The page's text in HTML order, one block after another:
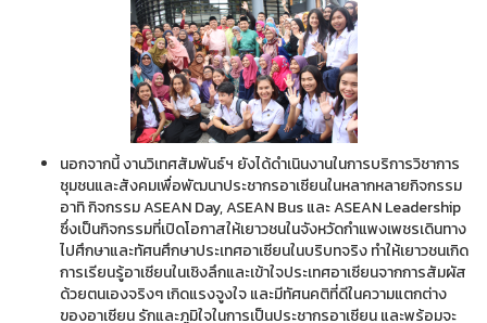
นอกจากนี้ งานวิเทศสัมพันธ์ฯ ยังได้ดำเนินงานในการบริการวิชาการ
ชุมชนและสังคมเพื่อพัฒนาประชากรอาเซียนในหลากหลายกิจกรรม
อาทิ กิจกรรม ASEAN Day, ASEAN Bus และ ASEAN Leadership
ซึ่งเป็นกิจกรรมที่เปิดโอกาสให้เยาวชนในจังหวัดกำแพงเพชรเดินทาง
ไปศึกษาและทัศนศึกษาประเทศอาเซียนในบริบทจริง ทำให้เยาวชนเกิด
การเรียนรู้อาเซียนในเชิงลึกและเข้าใจประเทศอาเซียนจากการสัมผัส
ด้วยตนเองจริงๆ เกิดแรงจูงใจ และมีทัศนคติที่ดีในความแตกต่าง
ของอาเซียน รักและภูมิใจในการเป็นประชากรอาเซียน และพร้อมจะ